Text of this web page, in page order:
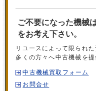
ご不要になった機械
をお考え下さい。
リユースによって限られ
多くの方々へ中古機械を
中古機械買取フォーム
お問合せ